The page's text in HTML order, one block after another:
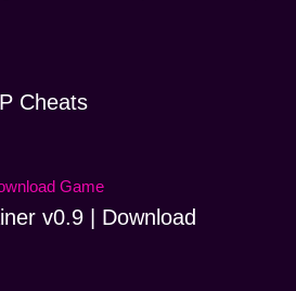
Cheats
v0.9 | Download